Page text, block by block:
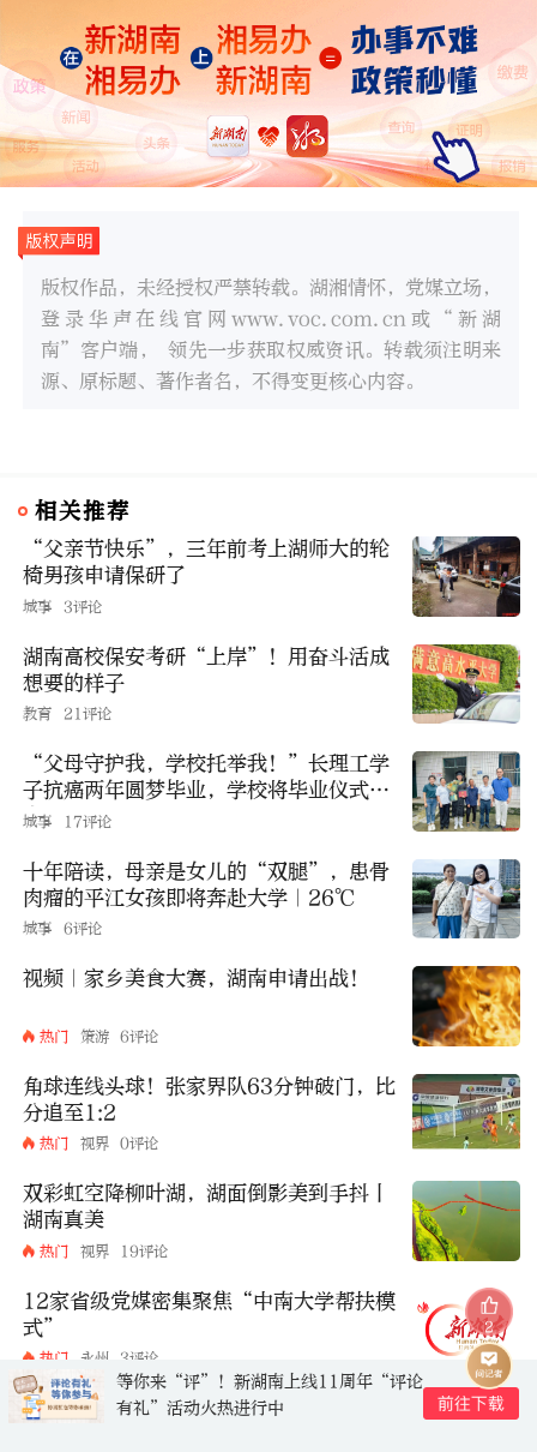
版权作品，未经授权严禁转载。湖湘情怀，党媒立场，
登录华声在线官网www.voc.com.cn或“新湖
南”客户端， 领先一步获取权威资讯。转载须注明来
源、原标题、著作者名，不得变更核心内容。
相关推荐
“父亲节快乐”，三年前考上湖师大的轮
椅男孩申请保研了
城事 3评论
湖南高校保安考研“上岸”！用奋斗活成
想要的样子
教育 21评论
“父母守护我，学校托举我！”长理工学
子抗癌两年圆梦毕业，学校将毕业仪式送
上门
城事 17评论
十年陪读，母亲是女儿的“双腿”，患骨
肉瘤的平江女孩即将奔赴大学｜26℃
城事 6评论
视频｜家乡美食大赛，湖南申请出战！
热门 策游 6评论
角球连线头球！张家界队63分钟破门，比
分追至1:2
热门 视界 0评论
双彩虹空降柳叶湖，湖面倒影美到手抖丨
湖南真美
热门 视界 19评论
12家省级党媒密集聚焦“中南大学帮扶模
式”
热门 永州 3评论
等你来“评”！新湖南上线11周年“评论
有礼”活动火热进行中
2